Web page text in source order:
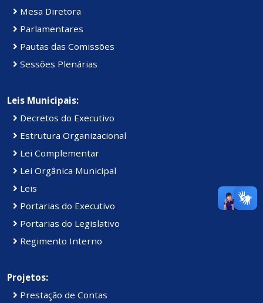
Mesa Diretora
Parlamentares
Pautas das Comissões
Sessões Plenárias
Leis Municipais:
Decretos do Executivo
Estrutura Organizacional
Lei Complementar
Lei Orgânica Municipal
Leis
Portarias do Executivo
Portarias do Legislativo
Regimento Interno
Projetos:
Prestação de Contas